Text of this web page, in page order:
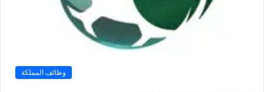
وظائف المملكة